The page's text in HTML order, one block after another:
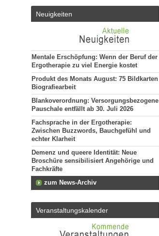
Neuigkeiten
Mentale Erschöpfung: Wenn der Beruf der
Ergotherapie zu viel Energie kostet
Produkt des Monats August: 75 Bildkarten
Biografiearbeit
Blankoverordnung: Versorgungsbezogene
Pauschale entfällt ab 30. Juli 2026
Fachsprache in der Ergotherapie:
Zwischen Buzzwords, Bauchgefühl und
echter Klarheit
Demenz und queere Identität: Neue
Broschüre sensibilisiert Angehörige und
Fachkräfte
zum News-Archiv
Veranstaltungskalender